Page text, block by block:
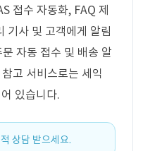
접수 자동화, FAQ 제
기사 및 고객에게 알림
자동 접수 및 배송 알
고 서비스로는 세익
있습니다.
상담 받으세요.